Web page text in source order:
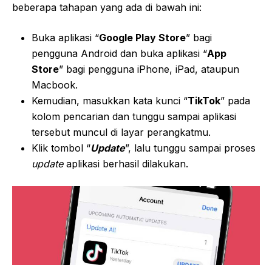
beberapa tahapan yang ada di bawah ini:
Buka aplikasi “Google Play Store” bagi
pengguna Android dan buka aplikasi “App
Store” bagi pengguna iPhone, iPad, ataupun
Macbook.
Kemudian, masukkan kata kunci “TikTok” pada
kolom pencarian dan tunggu sampai aplikasi
tersebut muncul di layar perangkatmu.
Klik tombol “Update”, lalu tunggu sampai proses
update aplikasi berhasil dilakukan.